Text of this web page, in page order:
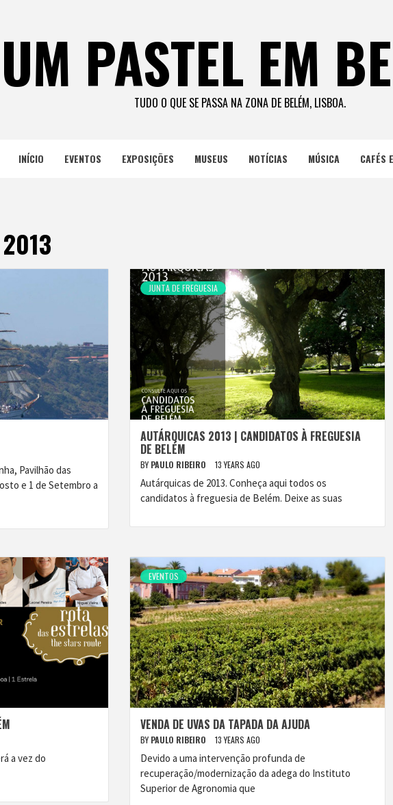
UM PASTEL EM
TUDO O QUE SE PASSA NA ZONA DE BELÉM, LISBOA.
INÍCIO EVENTOS EXPOSIÇÕES MUSEUS NOTÍCIAS MÚSICA CAFÉS
Pavilhão das
e 1 de Setembro a
JUNTA DE FREGUESIA
AUTÁRQUICAS 2013 | CANDIDATOS À FREGUESIA
DE BELÉM
BY PAULO RIBEIRO 13 YEARS AGO
Autárquicas de 2013. Conheça aqui todos os
candidatos à freguesia de Belém. Deixe as suas
a vez do
EVENTOS
VENDA DE UVAS DA TAPADA DA AJUDA
BY PAULO RIBEIRO 13 YEARS AGO
Devido a uma intervenção profunda de
recuperação/modernização da adega do Instituto
Superior de Agronomia que